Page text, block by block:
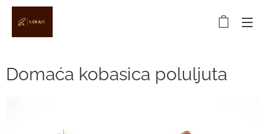
Domaća kobasica poluljuta